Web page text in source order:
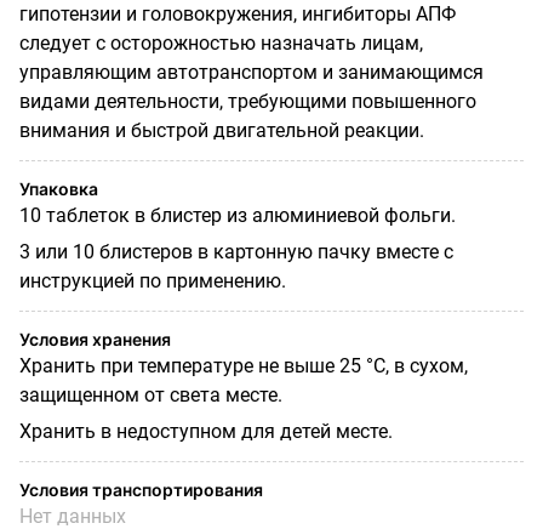
гипотензии и головокружения, ингибиторы АПФ
следует с осторожностью назначать лицам,
управляющим автотранспортом и занимающимся
видами деятельности, требующими повышенного
внимания и быстрой двигательной реакции.
Упаковка
10 таблеток в блистер из алюминиевой фольги.
3 или 10 блистеров в картонную пачку вместе с
инструкцией по применению.
Условия хранения
Хранить при температуре не выше 25 °С, в сухом,
защищенном от света месте.
Хранить в недоступном для детей месте.
Условия транспортирования
Нет данных